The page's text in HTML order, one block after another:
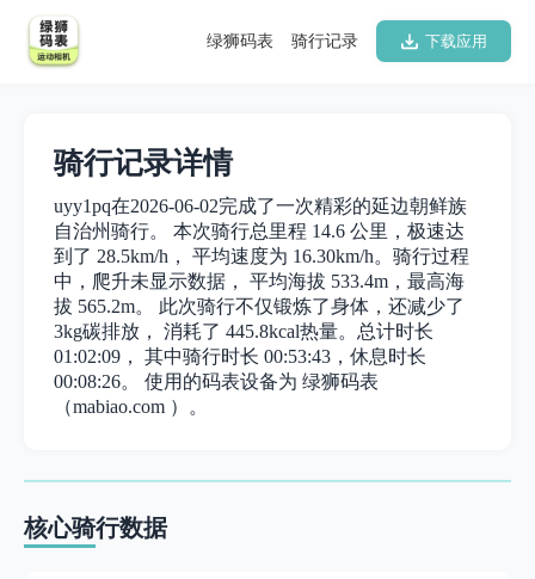
下载应用
骑行记录
绿狮码表
骑行记录详情
uyy1pq在2026-06-02完成了一次精彩的延边朝鲜族
自治州骑行。 本次骑行总里程 14.6 公里，极速达
到了 28.5km/h， 平均速度为 16.30km/h。骑行过程
中，爬升未显示数据， 平均海拔 533.4m，最高海
拔 565.2m。 此次骑行不仅锻炼了身体，还减少了
3kg碳排放， 消耗了 445.8kcal热量。总计时长
01:02:09， 其中骑行时长 00:53:43，休息时长
00:08:26。 使用的码表设备为 绿狮码表
（mabiao.com ）。
核心骑行数据